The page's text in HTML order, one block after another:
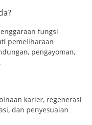
fungsi
pemeliharaan
pengayoman,
karier, regenerasi
dan penyesuaian